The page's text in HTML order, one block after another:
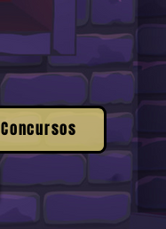
Concursos